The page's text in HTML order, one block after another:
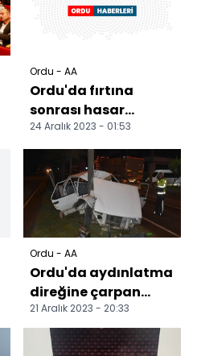
Ordu - AA
Ordu'da fırtına
sonrası hasar
tespitine başlandı
24 Aralık 2023 - 01:53
Ordu - AA
Ordu'da aydınlatma
direğine çarpan
otomobildeki 3 kişi
yaralandı
21 Aralık 2023 - 20:33